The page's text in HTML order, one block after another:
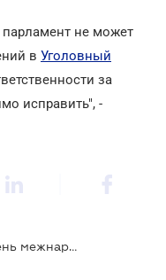
парламент не может
в Уголовный
за
исправить", -
Компании боятся попасть в перечень межнародных спонсоров войны - глава НАПК